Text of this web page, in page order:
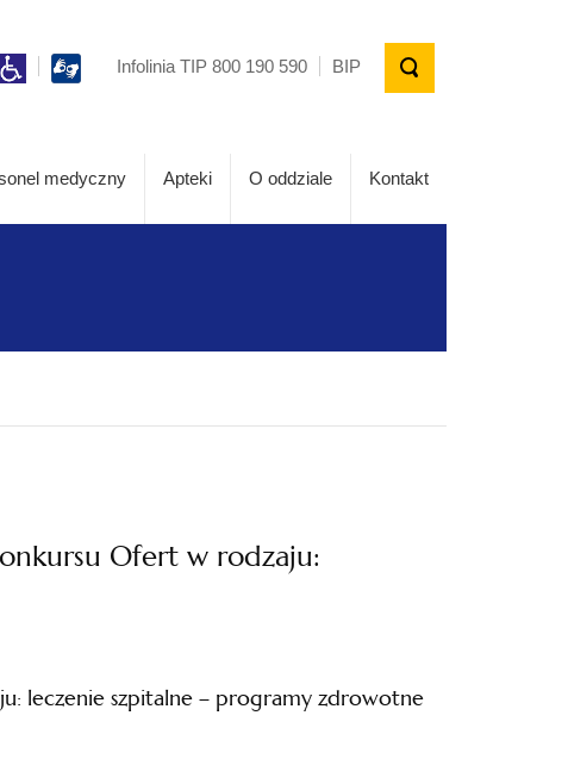
Infolinia TIP 800 190 590 BIP
medyczny Apteki O oddziale Kontakt
Ofert w rodzaju:
leczenie szpitalne – programy zdrowotne